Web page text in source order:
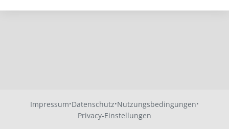
Impressum·Datenschutz·Nutzungsbedingungen·
Privacy-Einstellungen